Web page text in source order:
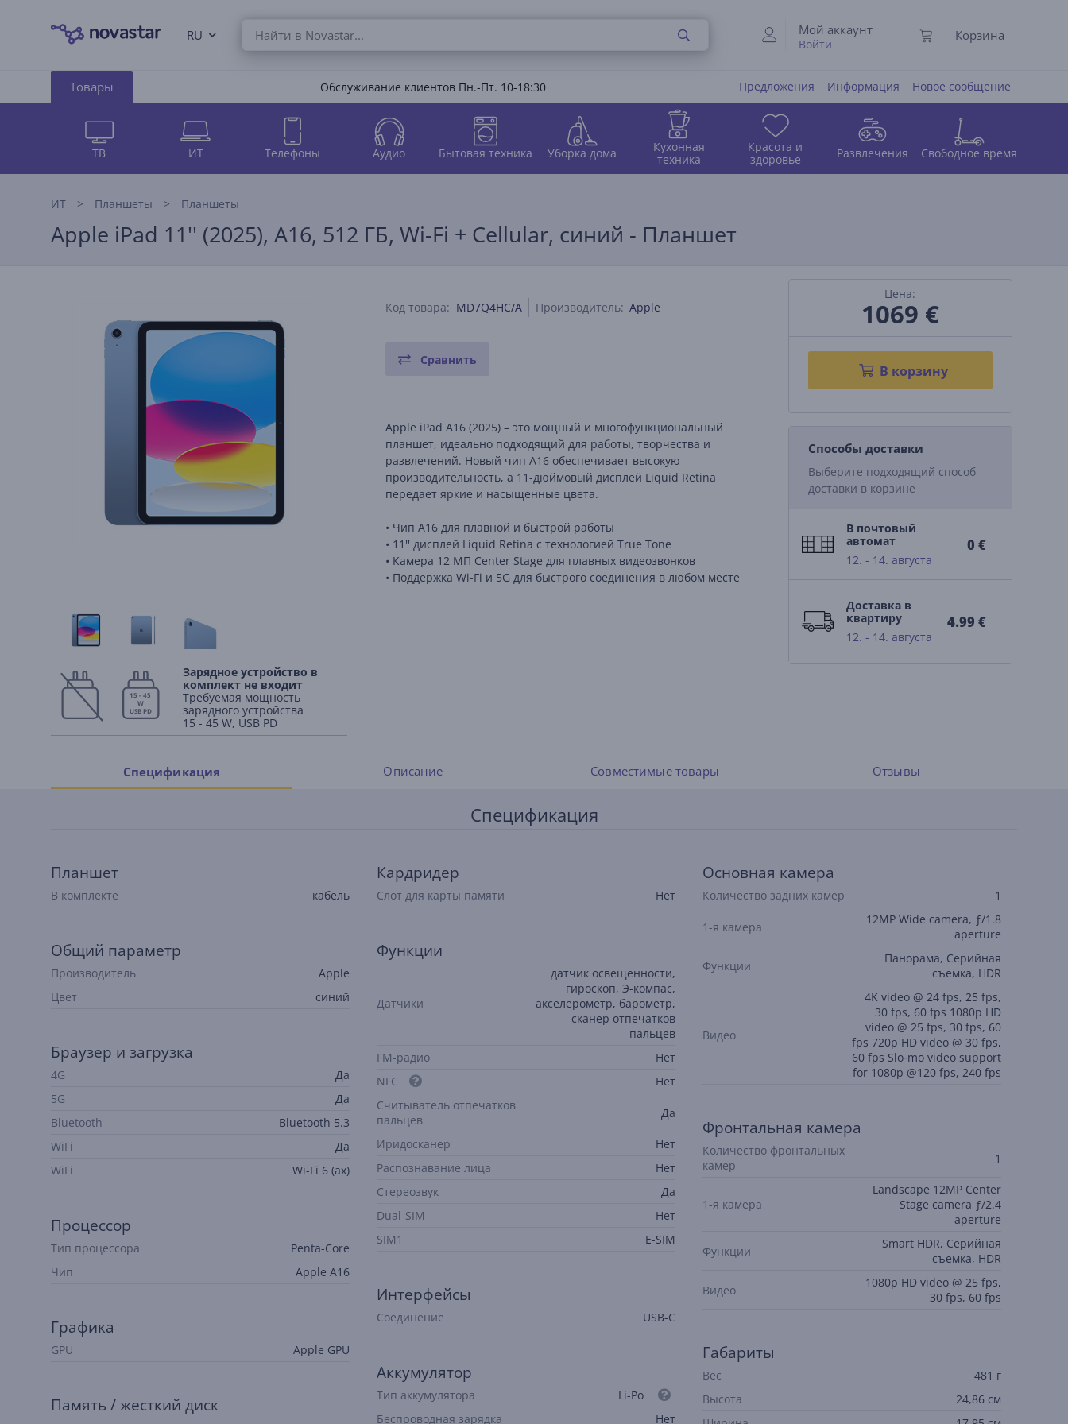
RU Мой аккаунт
Войти
Корзина
Товары Обслуживание клиентов Пн.-Пт. 10-18:30 Предложения Информация Новое сообщение
ТВ ИТ Телефоны Аудио Бытовая техника Уборка дома
Кухонная
техника
Красота и
здоровье
Развлечения Свободное время
ИТ Планшеты Планшеты
Apple iPad 11'' (2025), A16, 512 ГБ, Wi-Fi + Cellular, синий - Планшет
15 - 45
W
USB PD
Зарядное устройство в
комплект не входит
Требуемая мощность
зарядного устройства
15 - 45 W, USB PD
Код товара: MD7Q4HC/A Производитель: Apple
Сравнить
Apple iPad A16 (2025) – это мощный и многофункциональный
планшет, идеально подходящий для работы, творчества и
развлечений. Новый чип A16 обеспечивает высокую
производительность, а 11-дюймовый дисплей Liquid Retina
передает яркие и насыщенные цвета.
• Чип A16 для плавной и быстрой работы
• 11'' дисплей Liquid Retina с технологией True Tone
• Камера 12 МП Center Stage для плавных видеозвонков
• Поддержка Wi-Fi и 5G для быстрого соединения в любом месте
Цена:
1069 €
В корзину
Способы доставки
Выберите подходящий способ
доставки в корзине
В почтовый
автомат
12. - 14. августа
0 €
Доставка в
квартиру
12. - 14. августа
4.99 €
Спецификация Описание Совместимые товары Отзывы
Спецификация
Планшет
В комплекте кабель
Общий параметр
Производитель
Apple
Цвет
синий
Браузер и загрузка
4G
Да
5G
Да
Bluetooth
Bluetooth 5.3
WiFi
Да
WiFi
Wi-Fi 6 (ax)
Процессор
Тип процессора
Penta-Core
Чип
Apple A16
Графика
GPU Apple GPU
Память / жесткий диск
Кардридер
Слот для карты памяти Нет
Функции
Датчики
датчик освещенности,
гироскоп, Э-компас,
акселерометр, барометр,
сканер отпечатков
пальцев
FM-радио
Нет
NFC
Нет
Считыватель отпечатков
пальцев
Да
Иридосканер
Нет
Распознавание лица
Нет
Стереозвук
Да
Dual-SIM
Нет
SIM1
E-SIM
Интерфейсы
Соединение USB-C
Аккумулятор
Тип аккумулятора
Li-Po
Беспроводная зарядка
Нет
Основная камера
Количество задних камер 1
1-я камера
12MP Wide camera, ƒ/1.8
aperture
Функции
Панорама, Серийная
съемка, HDR
Видео
4K video @ 24 fps, 25 fps,
30 fps, 60 fps 1080p HD
video @ 25 fps, 30 fps, 60
fps 720p HD video @ 30 fps,
60 fps Slo‑mo video support
for 1080p @120 fps, 240 fps
Фронтальная камера
Количество фронтальных
камер
1
1-я камера
Landscape 12MP Center
Stage camera ƒ/2.4
aperture
Функции
Smart HDR, Серийная
съемка, HDR
Видео
1080p HD video @ 25 fps,
30 fps, 60 fps
Габариты
Вес
481 г
Высота
24,86 см